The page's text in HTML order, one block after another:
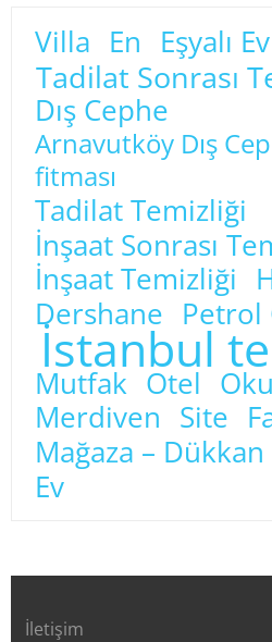
Villa En Eşyalı Ev
Tadilat Sonrası
Dış Cephe
Arnavutköy Dış
fitması
Tadilat Temizliği
İnşaat Sonrası
İnşaat Temizliği
Dershane Petrol
İstanbul
Mutfak Otel
Merdiven Site
Mağaza – Dükkan
Ev
İletişim